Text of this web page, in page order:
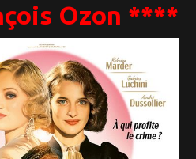
Ozon ****